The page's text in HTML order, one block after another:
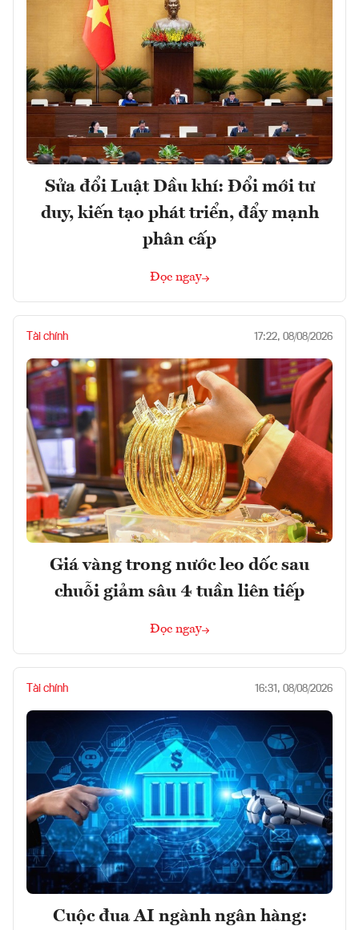
Sửa đổi Luật Dầu khí: Đổi mới tư
duy, kiến tạo phát triển, đẩy mạnh
phân cấp
Đọc ngay
Tài chính 17:22, 08/08/2026
Giá vàng trong nước leo dốc sau
chuỗi giảm sâu 4 tuần liên tiếp
Đọc ngay
Tài chính 16:31, 08/08/2026
Cuộc đua AI ngành ngân hàng: